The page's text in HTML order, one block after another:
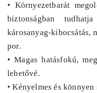
• Környezetbarát
biztonságban
károsanyag-kibocsátás,
por.
• Magas hatásfokú,
lehetővé.
• Kényelmes és